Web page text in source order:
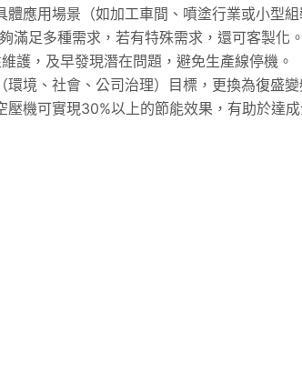
體應用場景（如加工車間、噴塗行業或小型
滿足多種需求，若有特殊需求，還可客製化
護，及早發現潛在問題，避免生產線停機。
環境、社會、公司治理）目標，更換為復盛
機可實現30%以上的節能效果，有助於達